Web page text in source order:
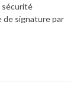
sécurité
de signature par